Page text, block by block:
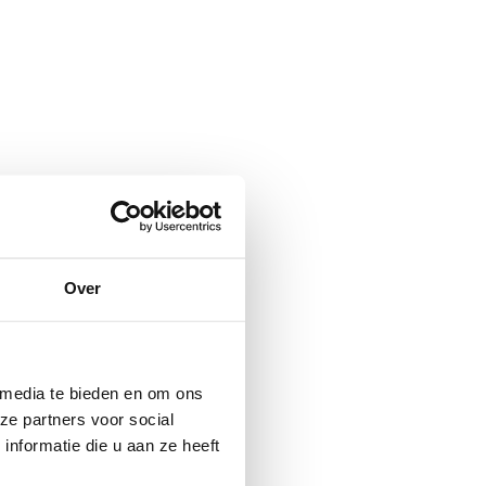
Over
te bieden en om ons
partners voor social
die u aan ze heeft